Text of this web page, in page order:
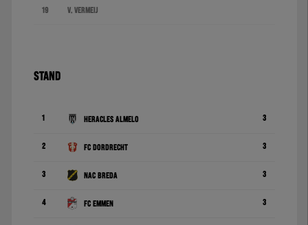
19 V. Vermeij
STAND
1 Heracles Almelo 3
2 FC Dordrecht 3
3 NAC Breda 3
4 FC Emmen 3